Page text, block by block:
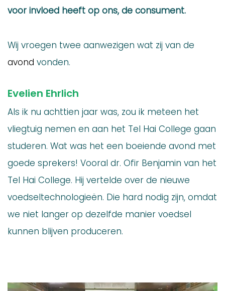
voor invloed heeft op ons, de consument.
Wij vroegen twee aanwezigen wat zij van de
avond vonden.
Evelien Ehrlich
Als ik nu achttien jaar was, zou ik meteen het
vliegtuig nemen en aan het Tel Hai College gaan
studeren. Wat was het een boeiende avond met
goede sprekers! Vooral dr. Ofir Benjamin van het
Tel Hai College. Hij vertelde over de nieuwe
voedseltechnologieën. Die hard nodig zijn, omdat
we niet langer op dezelfde manier voedsel
kunnen blijven produceren.